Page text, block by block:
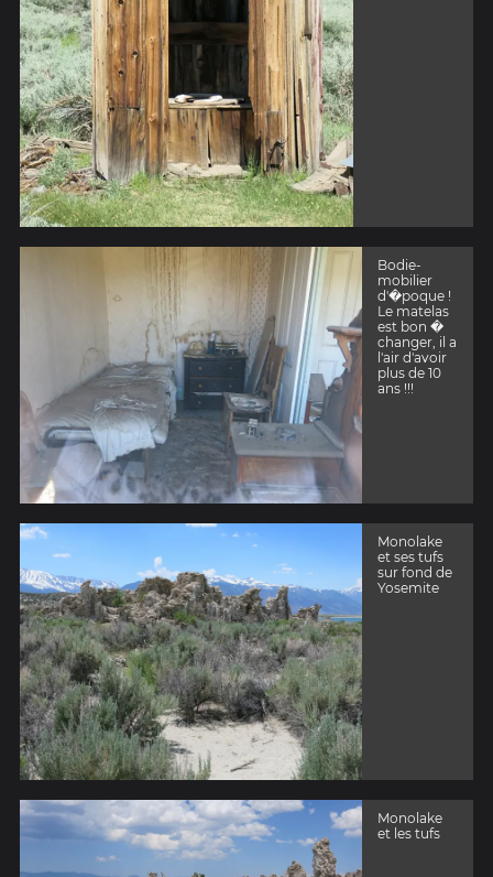
Bodie-
mobilier
d'�poque !
Le matelas
est bon �
changer, il a
l'air d'avoir
plus de 10
ans !!!
Monolake
et ses tufs
sur fond de
Yosemite
Monolake
et les tufs